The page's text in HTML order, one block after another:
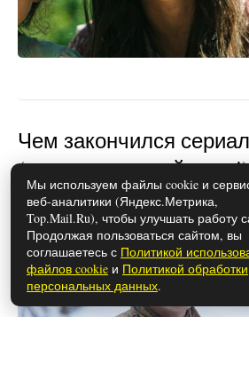
Чем закончился
(осторожно, спойлеры!)
Мы используем файлы cookie и
веб-аналитики (Яндекс.Метрика,
Top.Mail.Ru), чтобы улучшать работу
Продолжая пользоваться сайтом, вы
соглашаетесь с Политикой
файлов cookie и Политикой обработки
персональных данных.